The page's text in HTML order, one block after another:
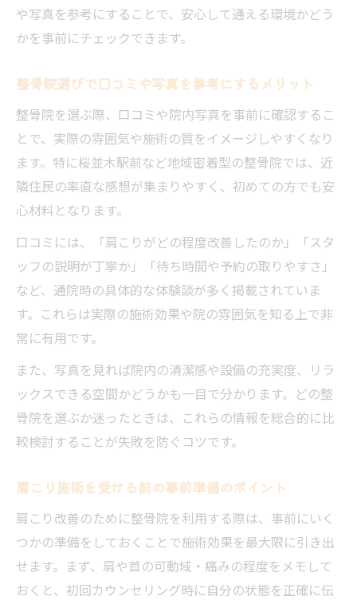
や写真を参考にすることで、安心して通える環境かどう
かを事前にチェックできます。
整骨院選びで口コミや写真を参考にするメリット
整骨院を選ぶ際、口コミや院内写真を事前に確認するこ
とで、実際の雰囲気や施術の質をイメージしやすくなり
ます。特に桜並木駅前など地域密着型の整骨院では、近
隣住民の率直な感想が集まりやすく、初めての方でも安
心材料となります。
口コミには、「肩こりがどの程度改善したのか」「スタ
ッフの説明が丁寧か」「待ち時間や予約の取りやすさ」
など、通院時の具体的な体験談が多く掲載されていま
す。これらは実際の施術効果や院の雰囲気を知る上で非
常に有用です。
また、写真を見れば院内の清潔感や設備の充実度、リラ
ックスできる空間かどうかも一目で分かります。どの整
骨院を選ぶか迷ったときは、これらの情報を総合的に比
較検討することが失敗を防ぐコツです。
肩こり施術を受ける前の事前準備のポイント
肩こり改善のために整骨院を利用する際は、事前にいく
つかの準備をしておくことで施術効果を最大限に引き出
せます。まず、肩や首の可動域・痛みの程度をメモして
おくと、初回カウンセリング時に自分の状態を正確に伝